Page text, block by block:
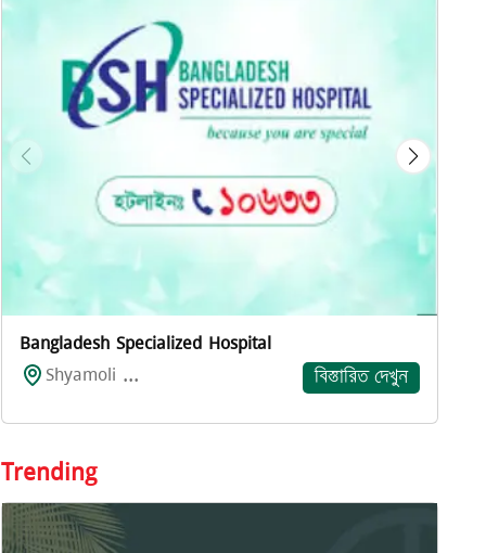
Bangladesh Specialized Hospital
Shyamoli ...
বিস্তারিত দেখুন
Trending